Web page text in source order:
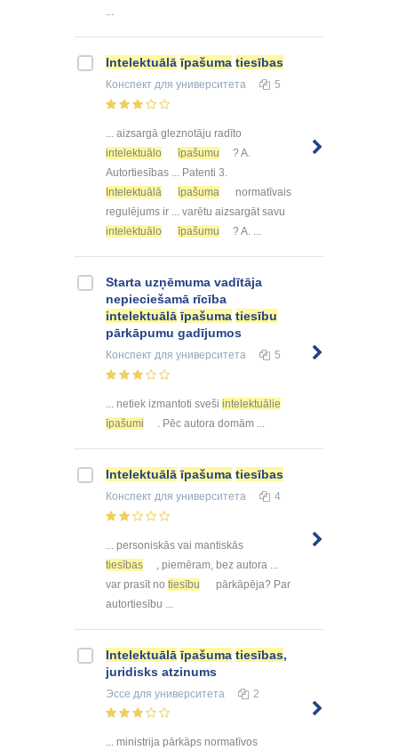
...
Intelektuālā īpašuma tiesības
Конспект для университета 5
... aizsargā gleznotāju radīto
intelektuālo
īpašumu
? A.
Autortiesības ... Patenti 3.
Intelektuālā
īpašuma
normatīvais
regulējums ir ... varētu aizsargāt savu
intelektuālo
īpašumu ? A. ...
Starta uzņēmuma vadītāja
nepieciešamā rīcība
intelektuālā īpašuma tiesību
pārkāpumu gadījumos
Конспект для университета 5
... netiek izmantoti sveši intelektuālie
īpašumi
. Pēc autora domām ...
Intelektuālā īpašuma tiesības
Конспект для университета 4
... personiskās vai mantiskās
tiesības
, piemēram, bez autora ...
var prasīt no tiesību
pārkāpēja? Par
autortiesību ...
Intelektuālā īpašuma tiesības,
juridisks atzinums
Эссе для университета 2
... ministrija pārkāps normatīvos